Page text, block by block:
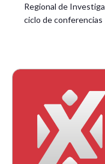
Regional de
ciclo de